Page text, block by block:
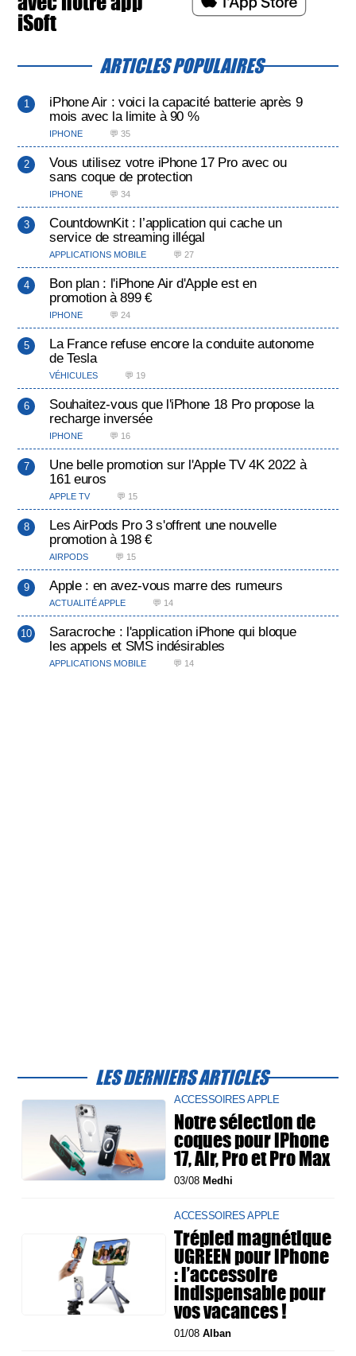
iSoft
ARTICLES POPULAIRES
iPhone Air : voici la capacité batterie après 9
mois avec la limite à 90 %
IPHONE 💬 35
Vous utilisez votre iPhone 17 Pro avec ou
sans coque de protection
IPHONE 💬 34
CountdownKit : l’application qui cache un
service de streaming illégal
APPLICATIONS MOBILE 💬 27
Bon plan : l'iPhone Air d'Apple est en
promotion à 899 €
IPHONE 💬 24
La France refuse encore la conduite autonome
de Tesla
VÉHICULES 💬 19
Souhaitez-vous que l'iPhone 18 Pro propose la
recharge inversée
IPHONE 💬 16
Une belle promotion sur l'Apple TV 4K 2022 à
161 euros
APPLE TV 💬 15
Les AirPods Pro 3 s'offrent une nouvelle
promotion à 198 €
AIRPODS 💬 15
Apple : en avez-vous marre des rumeurs
ACTUALITÉ APPLE 💬 14
Saracroche : l'application iPhone qui bloque
les appels et SMS indésirables
APPLICATIONS MOBILE 💬 14
LES DERNIERS ARTICLES
ACCESSOIRES APPLE
Notre sélection de
coques pour iPhone
17, Air, Pro et Pro Max
03/08 Medhi
ACCESSOIRES APPLE
Trépied magnétique
UGREEN pour iPhone
: l’accessoire
indispensable pour
vos vacances !
01/08Alban